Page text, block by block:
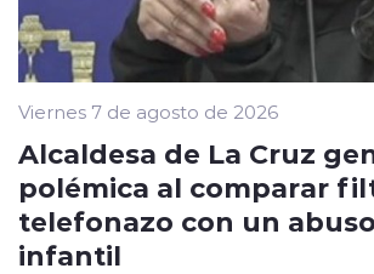
Viernes 7 de agosto de 2026
Alcaldesa de La Cruz
polémica al comparar
telefonazo con un
infantil